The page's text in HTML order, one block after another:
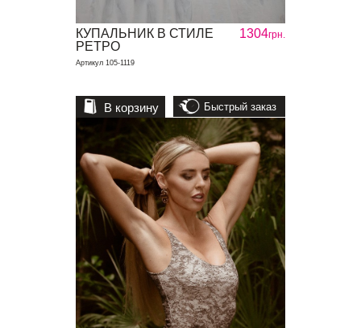
1304грн.
КУПАЛЬНИК В СТИЛЕ
РЕТРО
Артикул 105-1119
В корзину Быстрый заказ